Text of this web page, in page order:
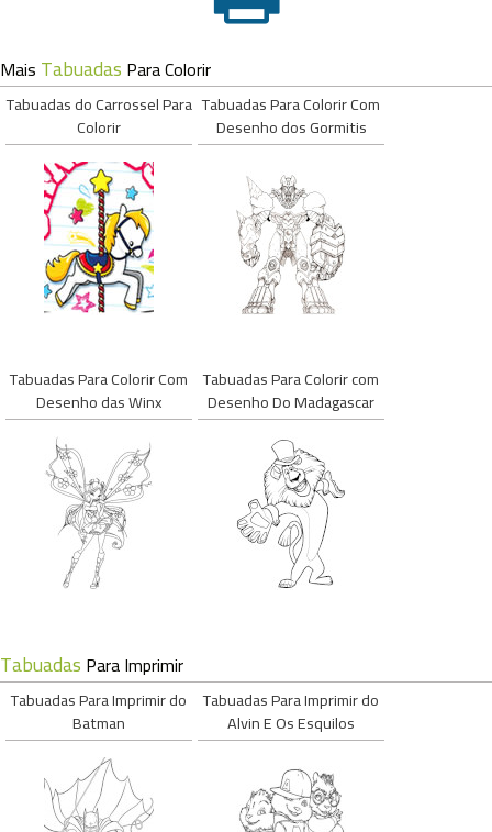
Mais Tabuadas Para Colorir
Tabuadas do Carrossel Para
Colorir
Tabuadas Para Colorir Com
Desenho dos Gormitis
Tabuadas Para Colorir Com
Desenho das Winx
Tabuadas Para Colorir com
Desenho Do Madagascar
Tabuadas Para Imprimir
Tabuadas Para Imprimir do
Batman
Tabuadas Para Imprimir do
Alvin E Os Esquilos